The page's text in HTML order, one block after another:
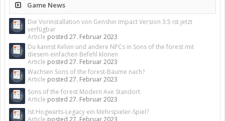
Game News
Die Vorinstallation von Genshin Impact Version 3.5 ist jetzt
verfügbar
Article posted 27. Februar 2023
Du kannst Kelvin und andere NPCs in Sons of the forest mit
diesem einfachen Befehl klonen
Article posted 27. Februar 2023
Wachsen Sons of the forest-Bäume nach?
Article posted 27. Februar 2023
Sons of the forest Modern Axe Standort
Article posted 27. Februar 2023
Ist Hogwarts-Legacy ein Mehrspieler-Spiel?
Article posted 27. Februar 2023